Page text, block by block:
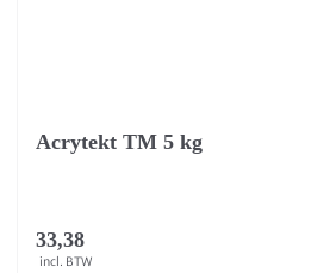
Acrytekt TM 5 kg
33,38
incl. BTW